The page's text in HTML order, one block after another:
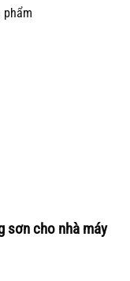
phẩm
sơn cho nhà máy